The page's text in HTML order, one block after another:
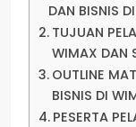
DAN BISNIS
TUJUAN
WIMAX DAN
OUTLINE
BISNIS DI
PESERTA